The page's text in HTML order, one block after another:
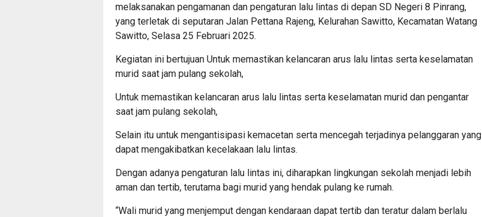
melaksanakan pengamanan dan pengaturan lalu lintas di depan SD Negeri 8 Pinrang,
yang terletak di seputaran Jalan Pettana Rajeng, Kelurahan Sawitto, Kecamatan Watang
Sawitto, Selasa 25 Februari 2025.
Kegiatan ini bertujuan Untuk memastikan kelancaran arus lalu lintas serta keselamatan
murid saat jam pulang sekolah,
Untuk memastikan kelancaran arus lalu lintas serta keselamatan murid dan pengantar
saat jam pulang sekolah,
Selain itu untuk mengantisipasi kemacetan serta mencegah terjadinya pelanggaran yang
dapat mengakibatkan kecelakaan lalu lintas.
Dengan adanya pengaturan lalu lintas ini, diharapkan lingkungan sekolah menjadi lebih
aman dan tertib, terutama bagi murid yang hendak pulang ke rumah.
“Wali murid yang menjemput dengan kendaraan dapat tertib dan teratur dalam berlalu